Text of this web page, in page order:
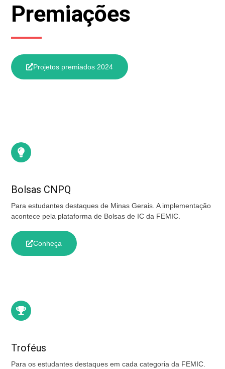
Premiações
Projetos premiados 2024
Bolsas CNPQ
Para estudantes destaques de Minas Gerais. A implementação
acontece pela plataforma de Bolsas de IC da FEMIC.
Conheça
Troféus
Para os estudantes destaques em cada categoria da FEMIC.